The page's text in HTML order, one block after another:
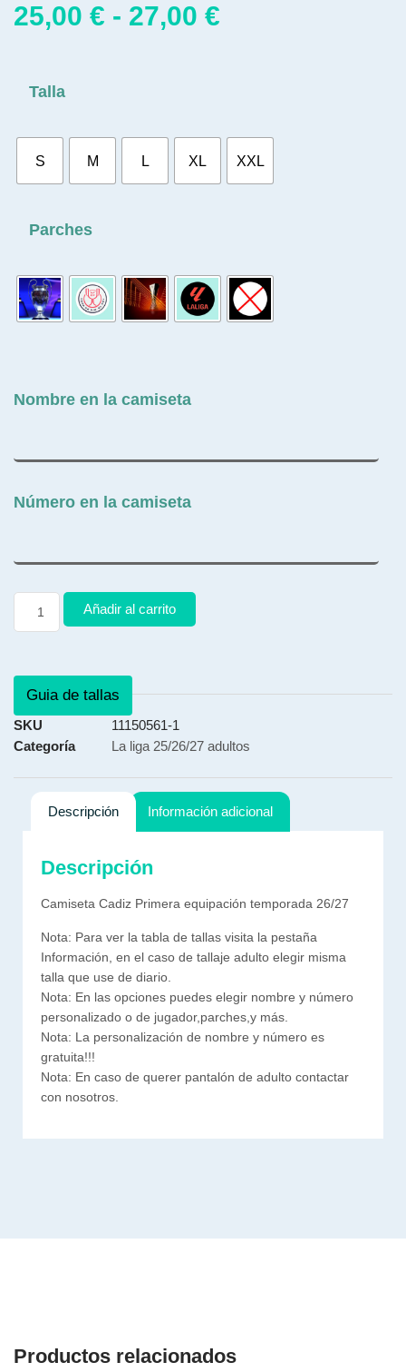
25,00 € - 27,00 €
Talla
S M L XL XXL
Parches
Nombre en la camiseta
Número en la camiseta
Añadir al carrito
Guia de tallas
SKU
11150561-1
Categoría
La liga 25/26/27 adultos
Descripción Información adicional
Descripción
Camiseta Cadiz Primera equipación temporada 26/27
Nota: Para ver la tabla de tallas visita la pestaña
Información, en el caso de tallaje adulto elegir misma
talla que use de diario.
Nota: En las opciones puedes elegir nombre y número
personalizado o de jugador,parches,y más.
Nota: La personalización de nombre y número es
gratuita!!!
Nota: En caso de querer pantalón de adulto contactar
con nosotros.
Productos relacionados